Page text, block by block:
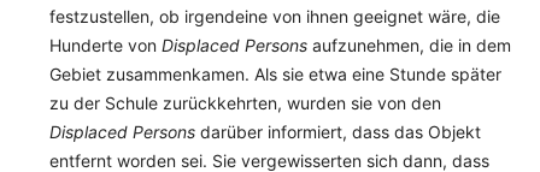
festzustellen, ob irgendeine von ihnen geeignet wäre, die
Hunderte von Displaced Persons aufzunehmen, die in dem
Gebiet zusammenkamen. Als sie etwa eine Stunde später
zu der Schule zurückkehrten, wurden sie von den
Displaced Persons darüber informiert, dass das Objekt
entfernt worden sei. Sie vergewisserten sich dann, dass